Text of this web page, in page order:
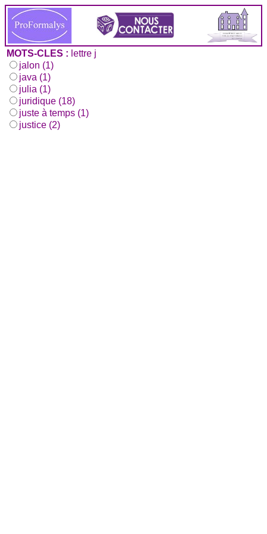
MOTS-CLES : lettre j
jalon (1)
java (1)
julia (1)
juridique (18)
juste à temps (1)
justice (2)